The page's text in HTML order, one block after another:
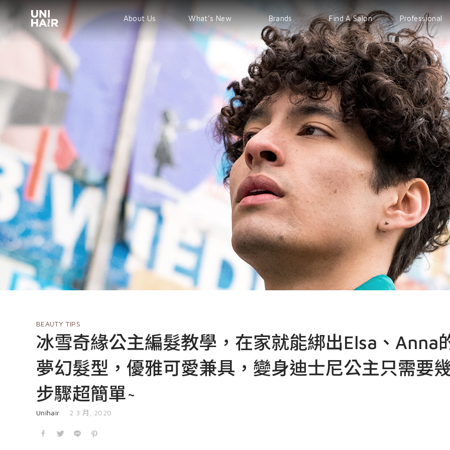
About Us What’s New
TREND
BEAUTY TIPS
Brands
WELLA
Sp
Sebastian
nioxin
Find A Salon Professional
EVENT
COURSE
BEAUTY TIPS
冰雪奇緣公主編髮教學，在家就能綁出Elsa、Anna
夢幻髮型，優雅可愛兼具，變身迪士尼公主只需要
步驟超簡單~
Unihair 發表於
2 3 月, 2020